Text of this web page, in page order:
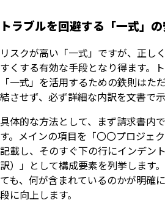
トラブルを回避する「一式」
リスクが高い「一式」ですが、正し
すくする有効な手段となり得ます。
「一式」を活用するための鉄則はた
結させず、必ず詳細な内訳を文書で示
具体的な方法として、まず請求書内
す。メインの項目を「〇〇プロジェ
記載し、そのすぐ下の行にインデン
訳）」として構成要素を列挙します
ても、何が含まれているのかが明確
段に向上します。